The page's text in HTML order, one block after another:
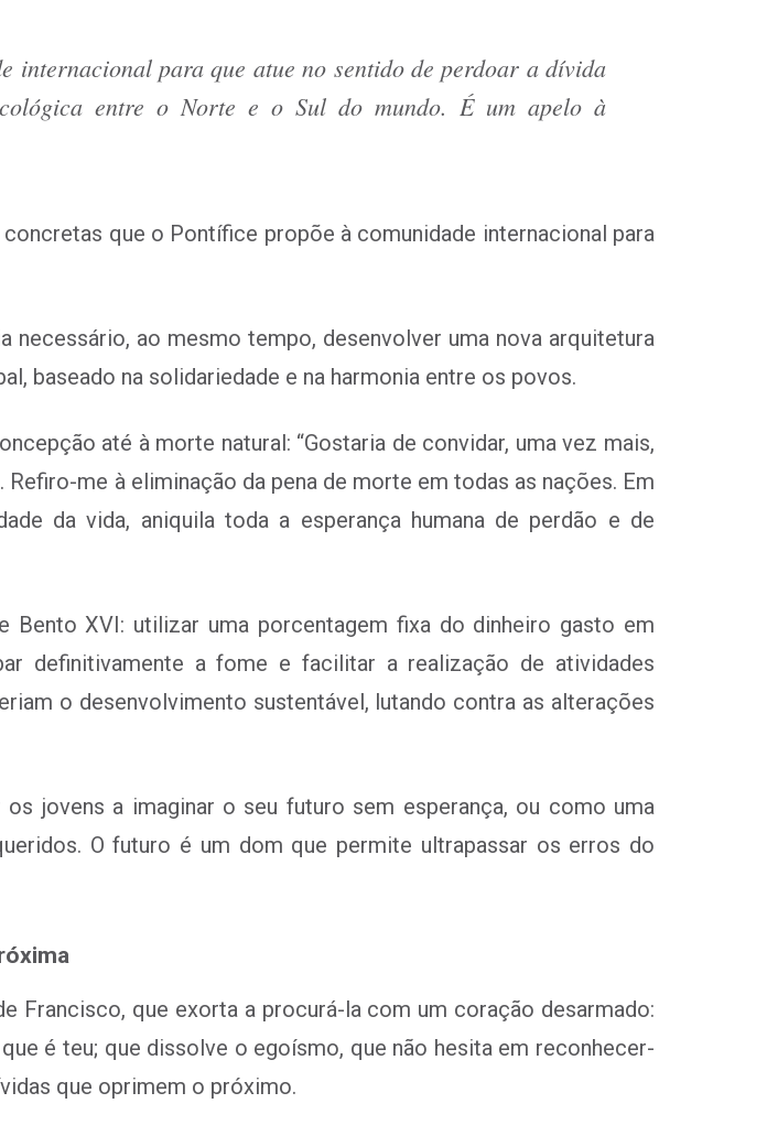
internacional para que atue no sentido de perdoar a dívida
entre o Norte e o Sul do mundo. É um apelo à
que o Pontífice propõe à comunidade internacional para
ao mesmo tempo, desenvolver uma nova arquitetura
baseado na solidariedade e na harmonia entre os povos.
até à morte natural: “Gostaria de convidar, uma vez mais,
Refiro-me à eliminação da pena de morte em todas as nações. Em
da vida, aniquila toda a esperança humana de perdão e de
XVI: utilizar uma porcentagem fixa do dinheiro gasto em
definitivamente a fome e facilitar a realização de atividades
o desenvolvimento sustentável, lutando contra as alterações
jovens a imaginar o seu futuro sem esperança, ou como uma
O futuro é um dom que permite ultrapassar os erros do
Francisco, que exorta a procurá-la com um coração desarmado:
é teu; que dissolve o egoísmo, que não hesita em reconhecer-
que oprimem o próximo.